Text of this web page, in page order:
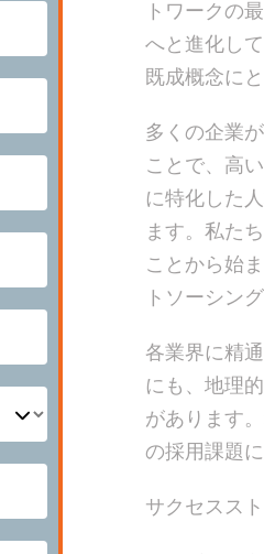
トワークの
へと進化し
既成概念に
多くの企業
ことで、高
に特化した
ます。私た
ことから始
トソーシン
各業界に精
にも、地理
があります
の採用課題
サクセスス